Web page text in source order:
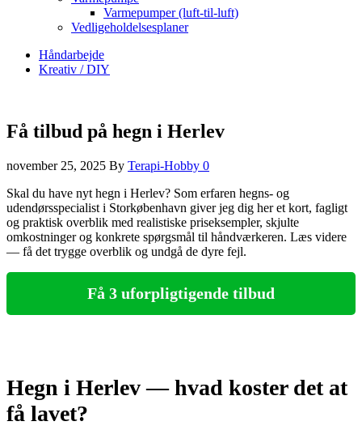
Varmepumper (luft-til-luft)
Vedligeholdelsesplaner
Håndarbejde
Kreativ / DIY
Få tilbud på hegn i Herlev
november 25, 2025 By Terapi-Hobby 0
Skal du have nyt hegn i Herlev? Som erfaren hegns- og
udendørsspecialist i Storkøbenhavn giver jeg dig her et kort, fagligt
og praktisk overblik med realistiske priseksempler, skjulte
omkostninger og konkrete spørgsmål til håndværkeren. Læs videre
— få det trygge overblik og undgå de dyre fejl.
Få 3 uforpligtigende tilbud
Hegn i Herlev — hvad koster det at
få lavet?